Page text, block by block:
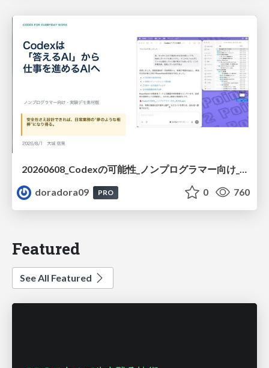
20260608_Codexの可能性_ノンプログラマー向け_大城追記
doradora09
PRO 0 760
Featured
See All Featured